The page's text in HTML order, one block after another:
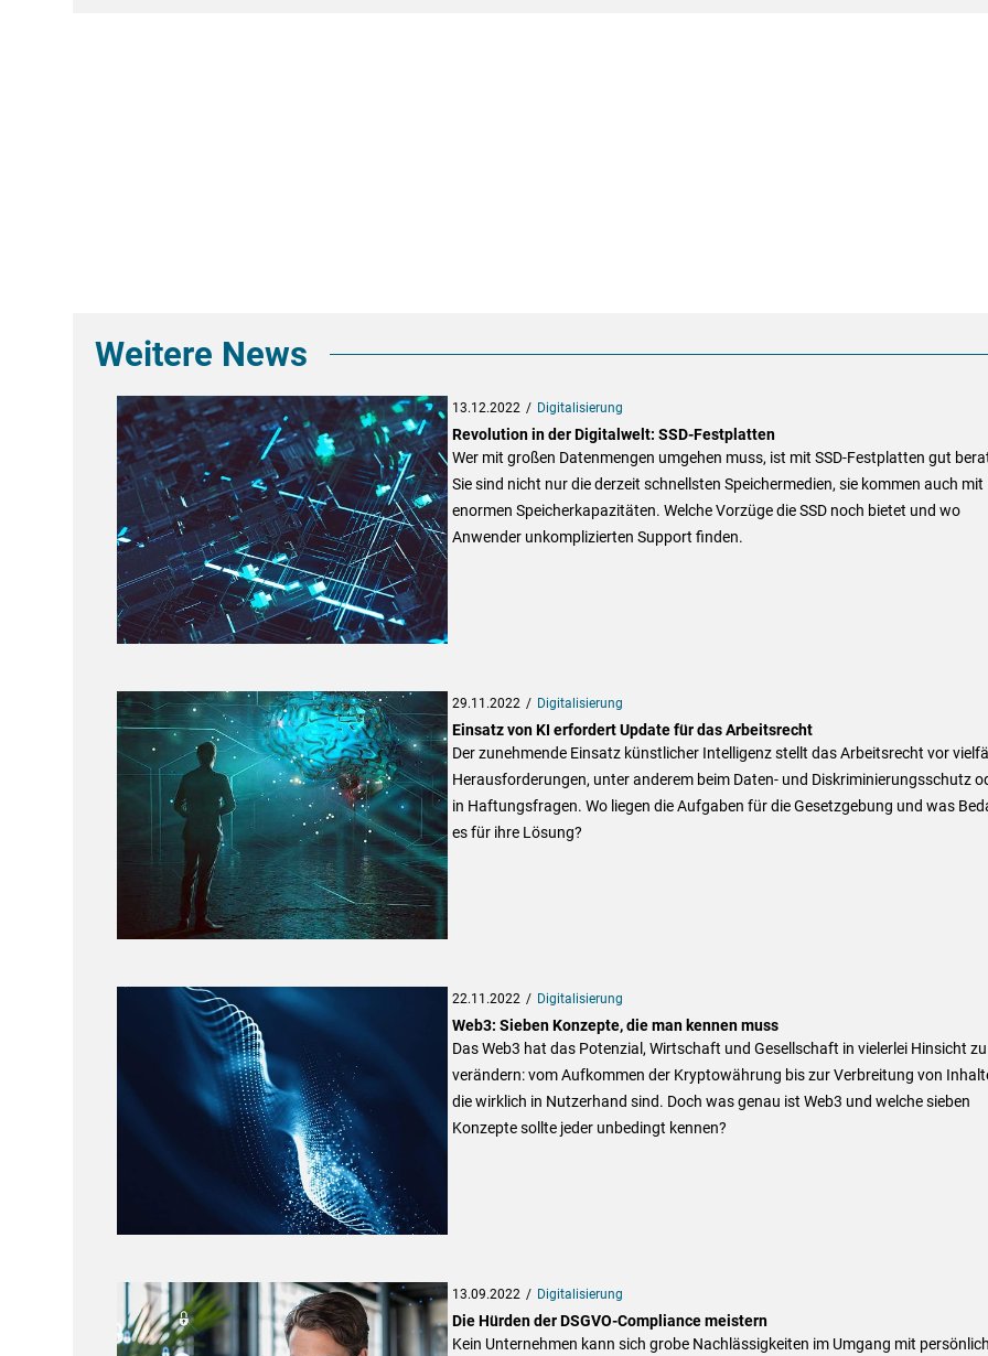
Weitere News
13.12.2022 Digitalisierung
Revolution in der Digitalwelt: SSD-Festplatten
Wer mit großen Datenmengen umgehen muss, ist mit SSD-Festplatten gut
Sie sind nicht nur die derzeit schnellsten Speichermedien, sie kommen auch mit
enormen Speicherkapazitäten. Welche Vorzüge die SSD noch bietet und wo
Anwender unkomplizierten Support finden.
29.11.2022 Digitalisierung
Einsatz von KI erfordert Update für das Arbeitsrecht
Der zunehmende Einsatz künstlicher Intelligenz stellt das Arbeitsrecht vor
Herausforderungen, unter anderem beim Daten- und Diskriminierungsschutz
in Haftungsfragen. Wo liegen die Aufgaben für die Gesetzgebung und was
es für ihre Lösung?
22.11.2022 Digitalisierung
Web3: Sieben Konzepte, die man kennen muss
Das Web3 hat das Potenzial, Wirtschaft und Gesellschaft in vielerlei Hinsicht zu
verändern: vom Aufkommen der Kryptowährung bis zur Verbreitung von
die wirklich in Nutzerhand sind. Doch was genau ist Web3 und welche sieben
Konzepte sollte jeder unbedingt kennen?
13.09.2022 Digitalisierung
Die Hürden der DSGVO-Compliance meistern
Kein Unternehmen kann sich grobe Nachlässigkeiten im Umgang mit